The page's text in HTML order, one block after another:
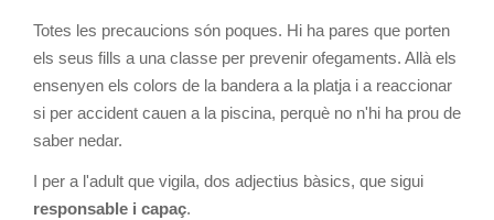
Totes les precaucions són poques. Hi ha pares que porten
els seus fills a una classe per prevenir ofegaments. Allà els
ensenyen els colors de la bandera a la platja i a reaccionar
si per accident cauen a la piscina, perquè no n'hi ha prou de
saber nedar.
I per a l'adult que vigila, dos adjectius bàsics, que sigui
responsable i capaç.